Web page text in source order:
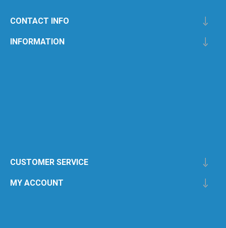
CONTACT INFO
INFORMATION
CUSTOMER SERVICE
MY ACCOUNT